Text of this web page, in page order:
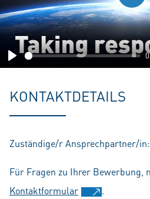
Play
Play
KONTAKTDETAILS
Zuständige/r Ansprechpartner/in:
Für Fragen zu Ihrer Bewerbung,
Kontaktformular
.